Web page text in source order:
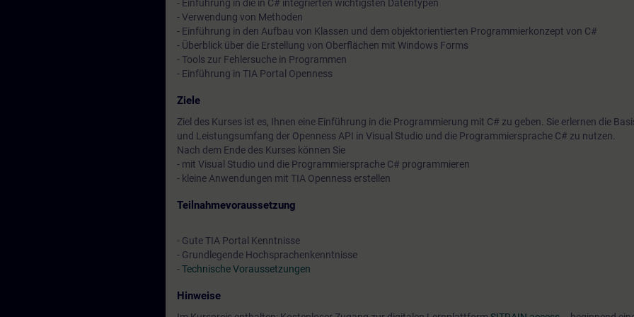
- Einführung in die in C# integrierten wichtigsten Datentypen
- Verwendung von Methoden
- Einführung in den Aufbau von Klassen und dem objektorientierten Programmierkonzept von C#
- Überblick über die Erstellung von Oberflächen mit Windows Forms
- Tools zur Fehlersuche in Programmen
- Einführung in TIA Portal Openness
Ziele
Ziel des Kurses ist es, Ihnen eine Einführung in die Programmierung mit C# zu geben. Sie erlernen die
und Leistungsumfang der Openness API in Visual Studio und die Programmiersprache C# zu nutzen.
Nach dem Ende des Kurses können Sie
- mit Visual Studio und die Programmiersprache C# programmieren
- kleine Anwendungen mit TIA Openness erstellen
Teilnahmevoraussetzung
- Gute TIA Portal Kenntnisse
- Grundlegende Hochsprachenkenntnisse
-Technische Voraussetzungen
Hinweise